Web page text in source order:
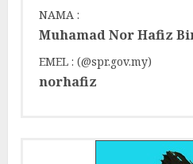
NAMA :
Muhamad Nor Hafiz
EMEL : (@spr.gov.my)
norhafiz